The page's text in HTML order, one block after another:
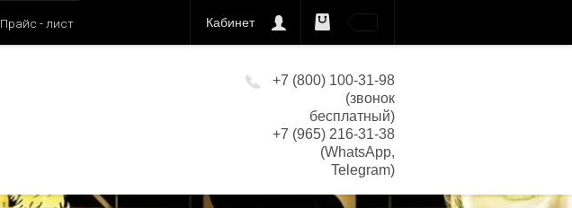
Кабинет
Прайс - лист
+7 (800) 100-31-98
(звонок
бесплатный)
+7 (965) 216-31-38
(WhatsApp,
Telegram)